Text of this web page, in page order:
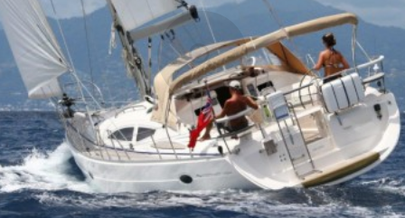
Aggiungi imbarcazione
Accedi
Registrati